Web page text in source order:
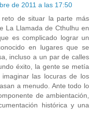
de 2011 a las 17:50
de situar la parte más
La Llamada de Cthulhu en
es complicado lograr un
en lugares que se
incluso a un par de calles
éxito, la gente se metía
las locuras de los
a menudo. Ante todo lo
de ambientación,
histórica y una